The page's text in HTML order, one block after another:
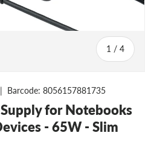
1 / of
4
| Barcode: 8056157881735
for Notebooks
- 65W - Slim